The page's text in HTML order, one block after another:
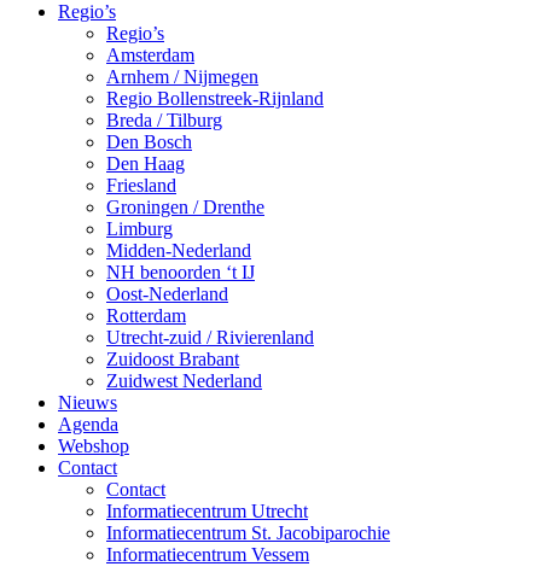
Regio’s
Regio’s
Amsterdam
Arnhem / Nijmegen
Regio Bollenstreek-Rijnland
Breda / Tilburg
Den Bosch
Den Haag
Friesland
Groningen / Drenthe
Limburg
Midden-Nederland
NH benoorden ‘t IJ
Oost-Nederland
Rotterdam
Utrecht-zuid / Rivierenland
Zuidoost Brabant
Zuidwest Nederland
Nieuws
Agenda
Webshop
Contact
Contact
Informatiecentrum Utrecht
Informatiecentrum St. Jacobiparochie
Informatiecentrum Vessem